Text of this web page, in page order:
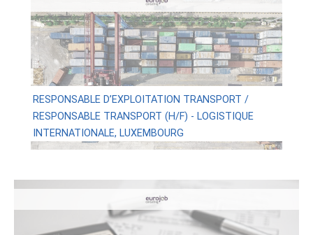
RESPONSABLE D’EXPLOITATION TRANSPORT /
RESPONSABLE TRANSPORT (H/F) - LOGISTIQUE
INTERNATIONALE, LUXEMBOURG